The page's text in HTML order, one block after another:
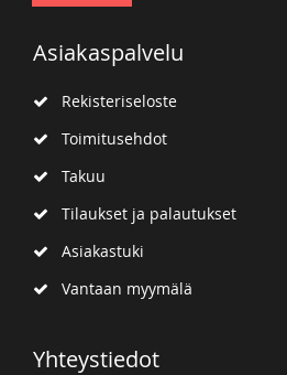
Asiakaspalvelu
Rekisteriseloste
Toimitusehdot
Takuu
Tilaukset ja palautukset
Asiakastuki
Vantaan myymälä
Yhteystiedot